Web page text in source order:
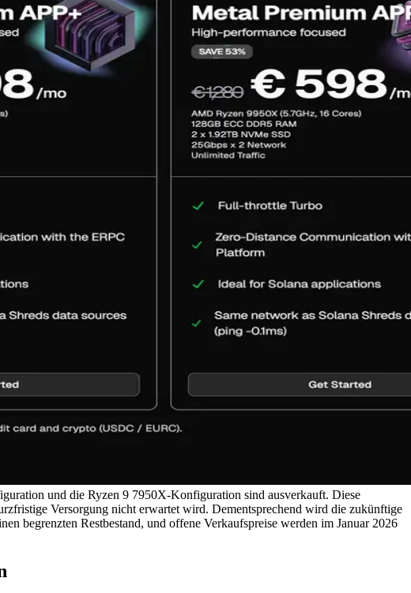
und die Ryzen 9 7950X-Konfiguration sind ausverkauft. Diese
Versorgung nicht erwartet wird. Dementsprechend wird die zukünftige
begrenzten Restbestand, und offene Verkaufspreise werden im Januar 2026